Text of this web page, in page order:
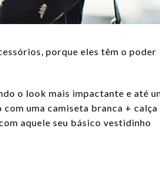
porque eles têm o poder
o look mais impactante e até
uma camiseta branca + calça
aquele seu básico vestidinho